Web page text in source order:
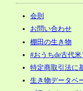
会則
お問い合わせ
棚田の生き物
#おうちde古代
特定商取引法に
生き物データベ